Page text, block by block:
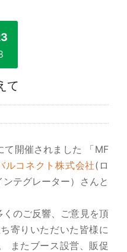
て
開催されました 「MF
ルコネクト株式会社(ロ
テグレーター）さんと
のご反響、ご意見を頂
寄りいただいた皆様に
またブース設営、販促